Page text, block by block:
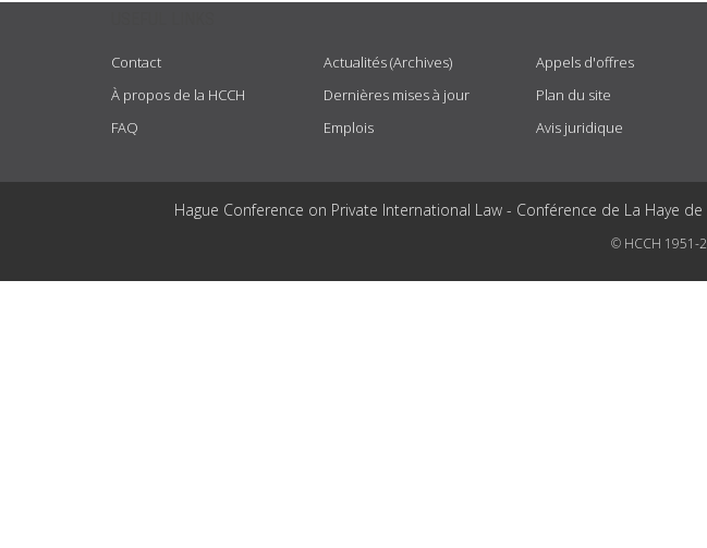
Contact
À propos de la HCCH
FAQ
Actualités (Archives)
Dernières mises à jour
Emplois
Appels d'offres
Plan du site
Avis juridique
Hague Conference on Private International Law - Conférence de La Haye
© HCCH 1951-